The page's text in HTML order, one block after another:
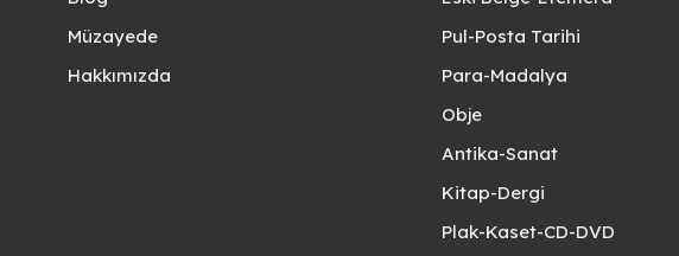
Müzayede
Hakkımızda
Pul-Posta Tarihi
Para-Madalya
Obje
Antika-Sanat
Kitap-Dergi
Plak-Kaset-CD-DVD